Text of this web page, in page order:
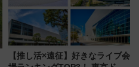
【推し活×遠征】好きなライブ会